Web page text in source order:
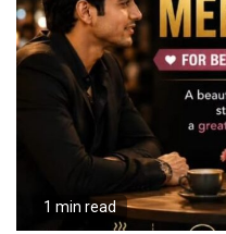
1 min read